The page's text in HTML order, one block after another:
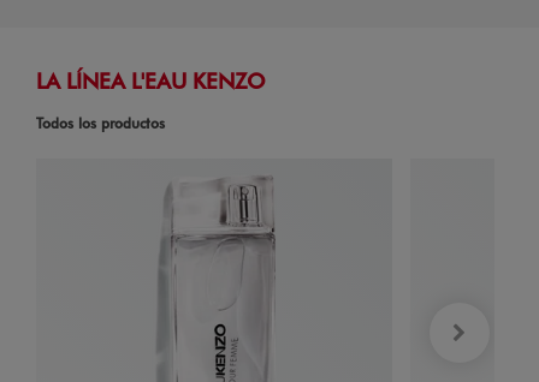
LA LÍNEA L'EAU KENZO
Todos los productos